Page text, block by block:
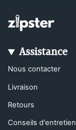
Assistance
Nous contacter
Livraison
Retours
Conseils d'entretien